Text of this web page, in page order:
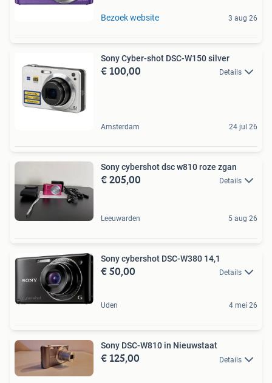
Bezoek website 3 aug 26
Sony Cyber-shot DSC-W150 silver
€ 100,00 Details
Amsterdam 24 jul 26
Sony cybershot dsc w810 roze zgan
€ 205,00 Details
Leeuwarden 5 aug 26
Sony cybershot DSC-W380 14,1
€ 50,00 Details
Uden 4 mei 26
Sony DSC-W810 in Nieuwstaat
€ 125,00 Details